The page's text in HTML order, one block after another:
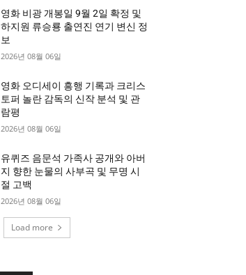
영화 비광 개봉일 9월 2일 확정 및
하지원 류승룡 출연진 연기 변신 정
보
2026년 08월 06일
영화 오디세이 흥행 기록과 크리스
토퍼 놀란 감독의 신작 분석 및 관
람평
2026년 08월 06일
유퀴즈 음문석 가족사 공개와 아버
지 향한 눈물의 사부곡 및 무명 시
절 고백
2026년 08월 06일
Load more